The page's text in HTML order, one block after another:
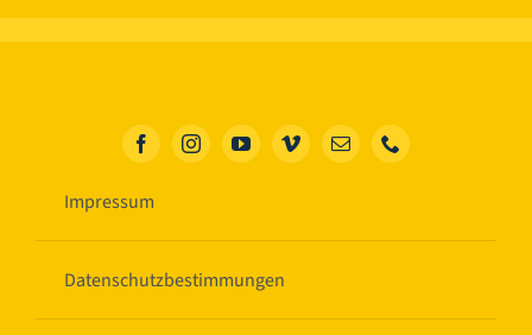
Impressum
Datenschutzbestimmungen